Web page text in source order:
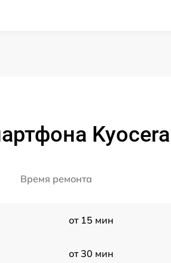
Kyocera
Время ремонта
от 15 мин
от 30 мин